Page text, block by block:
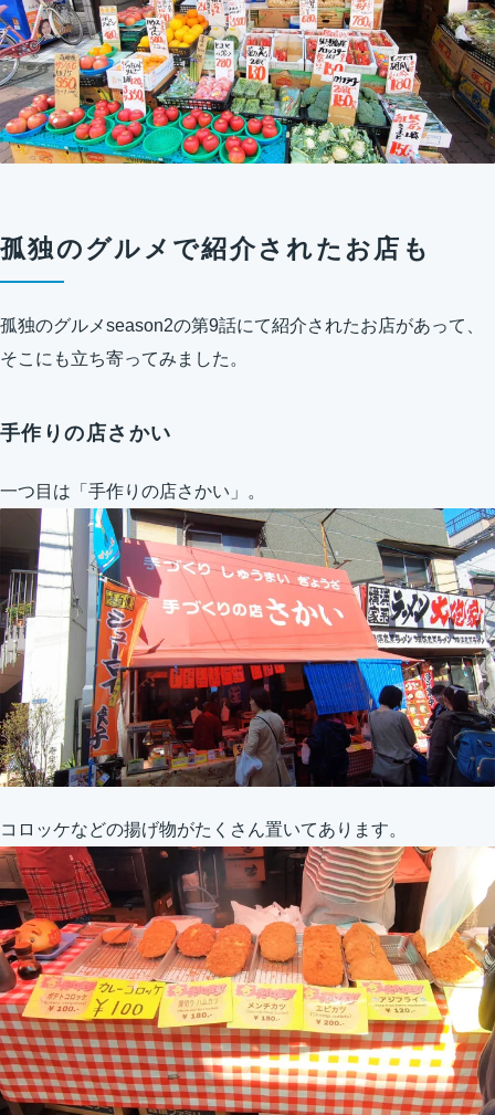
孤独のグルメで紹介されたお店も
孤独のグルメseason2の第9話にて紹介されたお店があって、
そこにも立ち寄ってみました。
手作りの店さかい
一つ目は「手作りの店さかい」。
コロッケなどの揚げ物がたくさん置いてあります。